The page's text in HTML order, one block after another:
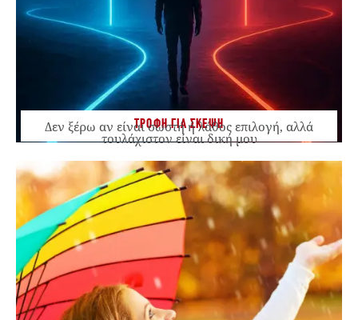
ΤΡΟΦΗ ΓΙΑ ΣΚΕΨΗ
Δεν ξέρω αν είναι σωστή ή λάθος επιλογή, αλλά
τουλάχιστον είναι δική μου